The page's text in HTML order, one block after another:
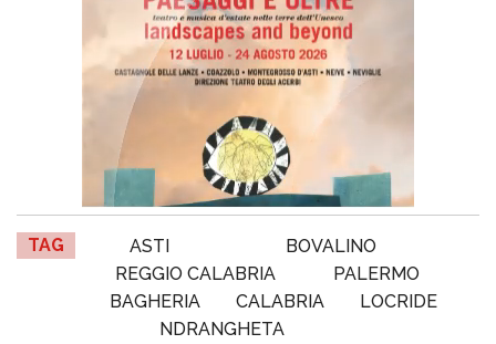
TAG ASTI
BOVALINO
REGGIO CALABRIA
PALERMO
BAGHERIA
CALABRIA
LOCRIDE
NDRANGHETA